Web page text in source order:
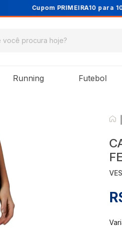
Cupom PRIMEIRA10 para
Running Futebol